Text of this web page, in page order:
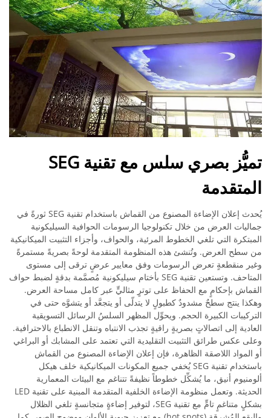
تميُّز بصري سلس مع تقنية SEG
المتقدمة
يُحدث إعلان الإضاءة المصنوع من القماش باستخدام تقنية SEG ثورةً في
جماليات العرض من خلال تكنولوجيا الرسومات الحوافية السيليكونية
المبتكرة التي تلغي الخطوط المرئية، والحواف، وأجزاء التثبيت الميكانيكية
من سطح العرض. وتُنشئ هذه المنظومة المتقدمة لوحةً بصريةً مستمرةً
وغير منقطعةٍ تعرض الرسومات وفق معايير عرضٍ ترقى إلى مستوى
المتاحف. وتستعين تقنية SEG بأختام سيليكونية مُصمَّمة بدقةٍ لضبط حواف
القماش بإحكامٍ مع الحفاظ على توترٍ مثاليٍّ عبر كامل مساحة العرض.
وهكذا ينتج سطحٌ مشدودٌ كطبولٍ لا يتدلّى أو يتجعَّد أو يتشوَّه حتى في
التركيبات الكبيرة الحجم. ويحوِّل المظهر السلسُ الرسائل التسويقية
العادية إلى اتصالاتٍ بصريةٍ راقيةٍ تجذب الانتباه وتنقل الانطباع بالاحترافية.
وعلى عكس طرائق التثبيت التقليدية التي تعتمد على المشابك أو البراغي
أو المواد اللاصقة الظاهرة، فإن إعلان الإضاءة المصنوع من القماش
باستخدام تقنية SEG يُخفي جميع المكونات الميكانيكية خلف هيكل
ألومنيوم أنيق، ما يُشكِّل خطوطاً نظيفةً تتناغم مع البيئات المعمارية
الحديثة. وتعمل منظومة الإضاءة الخلفية المتقدمة المبنية على تقنية LED
بشكلٍ متناغمٍ تامٍّ مع تقنية SEG، لتوفير إضاءةٍ متجانسةٍ تلغي الظلال